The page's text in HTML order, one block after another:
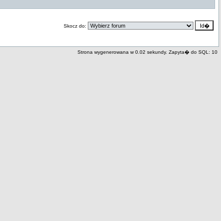
Skocz do:
Strona wygenerowana w 0.02 sekundy. Zapyta� do SQL: 10